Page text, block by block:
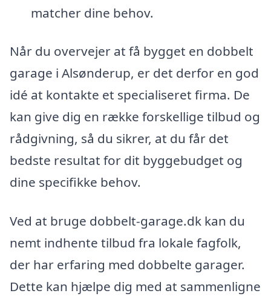
matcher dine behov.
Når du overvejer at få bygget en dobbelt
garage i Alsønderup, er det derfor en god
idé at kontakte et specialiseret firma. De
kan give dig en række forskellige tilbud og
rådgivning, så du sikrer, at du får det
bedste resultat for dit byggebudget og
dine specifikke behov.
Ved at bruge dobbelt-garage.dk kan du
nemt indhente tilbud fra lokale fagfolk,
der har erfaring med dobbelte garager.
Dette kan hjælpe dig med at sammenligne